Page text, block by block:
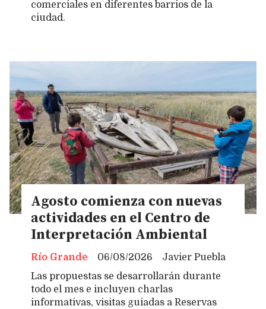
comerciales en diferentes barrios de la
ciudad.
Agosto comienza con nuevas
actividades en el Centro de
Interpretación Ambiental
Javier Puebla
Río Grande
06/08/2026
Las propuestas se desarrollarán durante
todo el mes e incluyen charlas
informativas, visitas guiadas a Reservas